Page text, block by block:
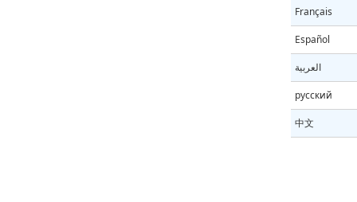
Français
Español
العربية
русский
中文